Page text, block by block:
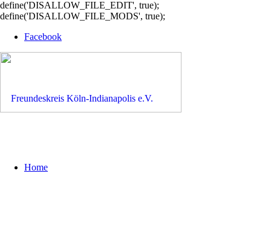
define('DISALLOW_FILE_EDIT', true);
define('DISALLOW_FILE_MODS', true);
Facebook
Home